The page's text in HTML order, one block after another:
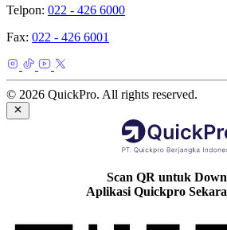
Telpon: 022 - 426 6000
Fax: 022 - 426 6001
© 2026 QuickPro. All rights reserved.
Scan QR untuk
Aplikasi Quickpro